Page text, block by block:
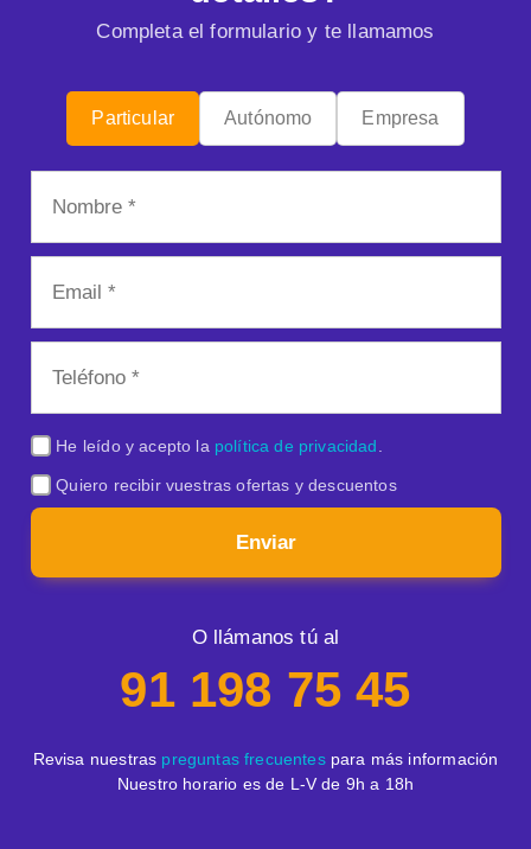
Completa el formulario y te llamamos
Particular Autónomo Empresa
He leído y acepto la política de privacidad
Quiero recibir vuestras ofertas y descuentos
Enviar
O llámanos tú al
91 198 75 45
Revisa nuestras preguntas frecuentespara más información
Nuestro horario es de L-V de 9h a 18h